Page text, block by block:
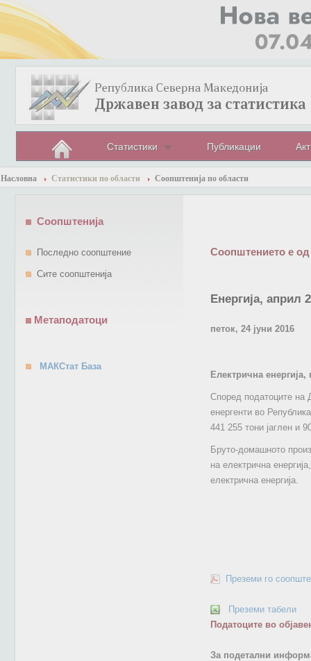
Статистики Публикации
Насловна Статистики по области Соопштенија по области
Соопштението е од
Енергија, април
петок, 24 јуни 2016
Електрична
Според податоците на
енергенти во
441 255 тони јаглен и
Бруто-домашното
на електрична
електрична енергија.
Преземи го
Преземи табели
Податоците во
За подетални
Соопштенија
Последно соопштение
Сите соопштенија
Метаподатоци
МАКСтат База